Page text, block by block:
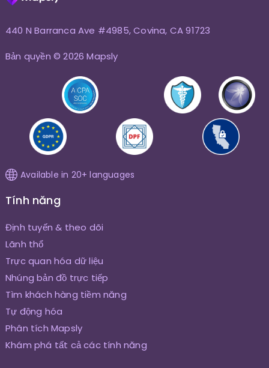
440 N Barranca Ave #4985, Covina, CA 91723
Bản quyền © 2026 Mapsly
Available in 20+ languages
Tính năng
Định tuyến & theo dõi
Lãnh thổ
Trực quan hóa dữ liệu
Nhúng bản đồ trực tiếp
Tìm khách hàng tiềm năng
Tự động hóa
Phân tích Mapsly
Khám phá tất cả các tính năng